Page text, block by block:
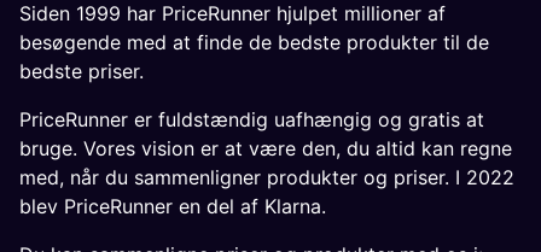
Siden 1999 har PriceRunner hjulpet millioner af
besøgende med at finde de bedste produkter til de
bedste priser.
PriceRunner er fuldstændig uafhængig og gratis at
bruge. Vores vision er at være den, du altid kan regne
med, når du sammenligner produkter og priser. I 2022
blev PriceRunner en del af Klarna.